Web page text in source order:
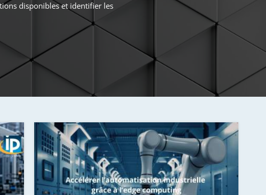
disponibles et identifier les